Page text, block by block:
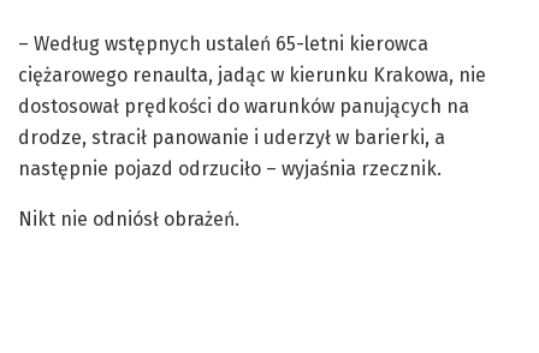
– Według wstępnych ustaleń 65-letni kierowca
ciężarowego renaulta, jadąc w kierunku Krakowa, nie
dostosował prędkości do warunków panujących na
drodze, stracił panowanie i uderzył w barierki, a
następnie pojazd odrzuciło – wyjaśnia rzecznik.
Nikt nie odniósł obrażeń.